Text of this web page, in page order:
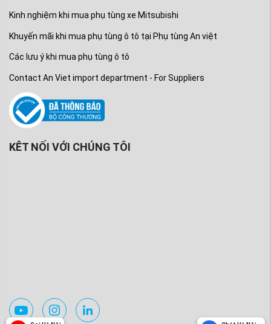
Kinh nghiệm khi mua phụ tùng xe Mitsubishi
Khuyến mãi khi mua phụ tùng ô tô tại Phụ tùng An việt
Các lưu ý khi mua phụ tùng ô tô
Contact An Viet import department - For Suppliers
KÊT NỐI VỚI CHÚNG TÔI